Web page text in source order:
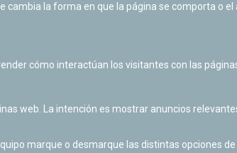
la forma en que la página se comporta o
cómo interactúan los visitantes con las
web. La intención es mostrar anuncios
marque o desmarque las distintas opciones